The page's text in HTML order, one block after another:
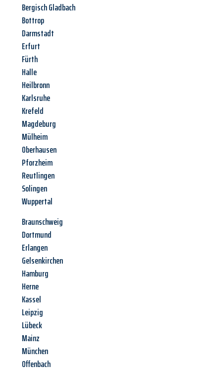
Bergisch Gladbach
Bottrop
Darmstadt
Erfurt
Fürth
Halle
Heilbronn
Karlsruhe
Krefeld
Magdeburg
Mülheim
Oberhausen
Pforzheim
Reutlingen
Solingen
Wuppertal
Braunschweig
Dortmund
Erlangen
Gelsenkirchen
Hamburg
Herne
Kassel
Leipzig
Lübeck
Mainz
München
Offenbach